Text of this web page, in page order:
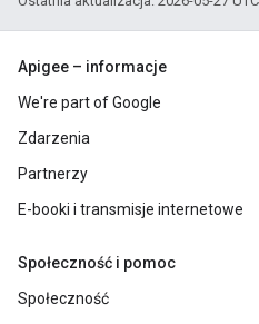
Apigee – informacje
We're part of Google
Zdarzenia
Partnerzy
E-booki i transmisje internetowe
Społeczność i pomoc
Społeczność